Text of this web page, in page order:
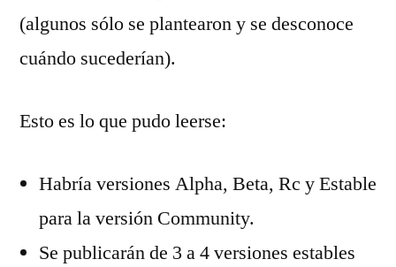
(algunos sólo se plantearon y se desconoce
cuándo sucederían).
Esto es lo que pudo leerse:
Habría versiones Alpha, Beta, Rc y Estable
para la versión Community.
Se publicarán de 3 a 4 versiones estables